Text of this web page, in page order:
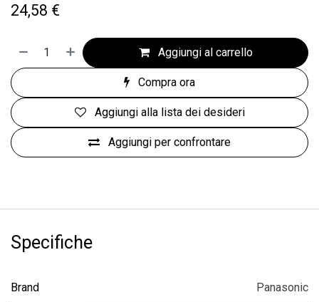
24,58 €
Aggiungi al carrello
Compra ora
Aggiungi per confrontare
Aggiungi alla lista dei desideri
Specifiche
Brand Panasonic